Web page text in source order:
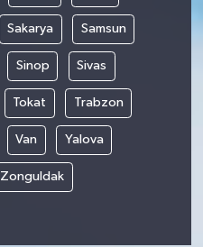
Sakarya Samsun
Sinop Sivas
Tokat Trabzon
Van Yalova
Zonguldak